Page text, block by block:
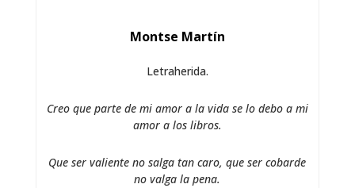
Montse Martín
Letraherida.
Creo que parte de mi amor a la vida se lo debo a mi
amor a los libros.
Que ser valiente no salga tan caro, que ser cobarde
no valga la pena.